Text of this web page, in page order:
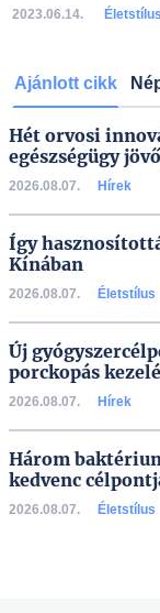
2023.06.14. Életstílus
Ajánlott cikk
Hét orvosi
egészségügy
2026.08.07. Hírek
Így
Kínában
2026.08.07. Életstílus
Új
porckopás
2026.08.07. Hírek
Három
kedvenc
2026.08.07. Életstílus